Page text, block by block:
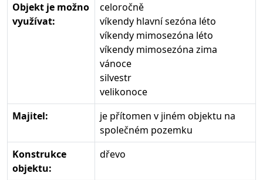
Objekt je možno
využívat:
celoročně
víkendy hlavní sezóna léto
víkendy mimosezóna léto
víkendy mimosezóna zima
vánoce
silvestr
velikonoce
Majitel:
je přítomen v jiném objektu na
společném pozemku
Konstrukce
objektu:
dřevo